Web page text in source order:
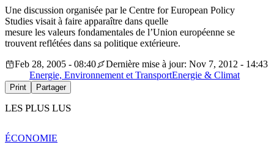
Une discussion organisée par le Centre for European Policy
Studies visait à faire apparaître dans quelle
mesure les valeurs fondamentales de l’Union européenne se
trouvent reflétées dans sa politique extérieure.
Feb 28, 2005 - 08:40
Dernière mise à jour: Nov 7, 2012 - 14:43
Energie, Environnement et TransportEnergie & Climat
Print Partager
LES PLUS LUS
ÉCONOMIE